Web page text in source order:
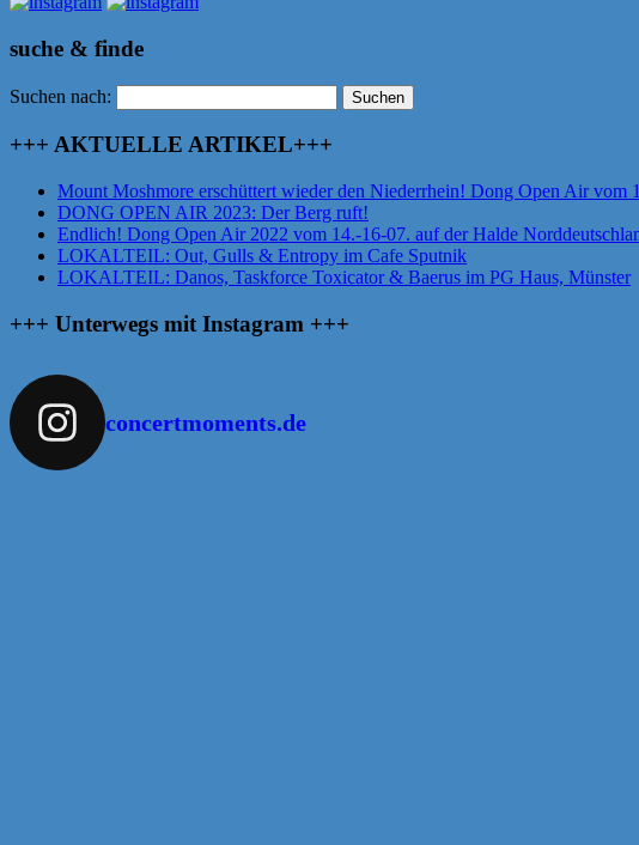
suche & finde
Suchen nach:
+++ AKTUELLE ARTIKEL+++
Mount Moshmore erschüttert wieder den Niederrhein! Dong Open Air vom
DONG OPEN AIR 2023: Der Berg ruft!
Endlich! Dong Open Air 2022 vom 14.-16-07. auf der Halde
LOKALTEIL: Out, Gulls & Entropy im Cafe Sputnik
LOKALTEIL: Danos, Taskforce Toxicator & Baerus im PG Haus, Münster
+++ Unterwegs mit Instagram +++
concertmoments.de